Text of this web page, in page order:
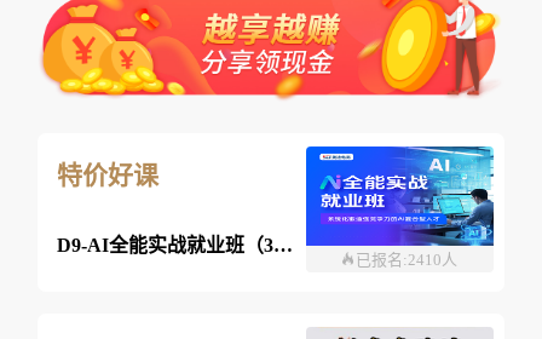
特价好课
D9-AI全能实战就业班（360课时）
已报名:2410人